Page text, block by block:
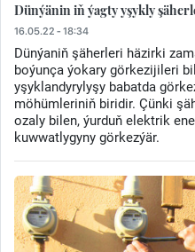
Dünýänin iň ýagty yşykly
16.05.22 - 18:34
Dünýaniň şäherleri häzirki
boýunça ýokary görkezijileri
yşyklandyrylyşy babatda
möhümleriniň biridir. Çünki
ozaly bilen, ýurduň elektrik
kuwwatlygyny görkezýär.